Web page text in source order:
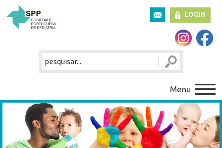
LOGIN
Menu